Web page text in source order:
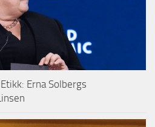
Erna Solbergs